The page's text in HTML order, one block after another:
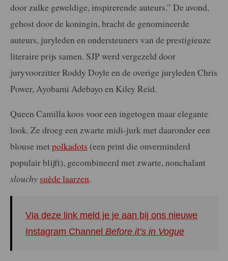
door zulke geweldige, inspirerende auteurs.” De avond,
gehost door de koningin, bracht de genomineerde
auteurs, juryleden en ondersteuners van de prestigieuze
literaire prijs samen. SJP werd vergezeld door
juryvoorzitter Roddy Doyle en de overige juryleden Chris
Power, Ayobami Adebayo en Kiley Reid.
Queen Camilla koos voor een ingetogen maar elegante
look. Ze droeg een zwarte midi-jurk met daaronder een
blouse metpolkadots (een print die onverminderd
populair blijft), gecombineerd met zwarte, nonchalant
slouchy suède laarzen.
Via deze link meld je je aan bij ons nieuwe
Instagram Channel Before it’s in Vogue